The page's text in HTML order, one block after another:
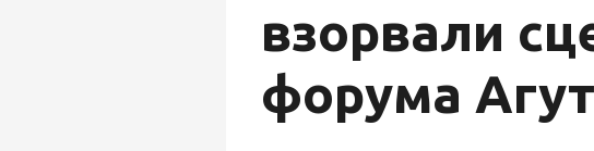
взорвали
форума